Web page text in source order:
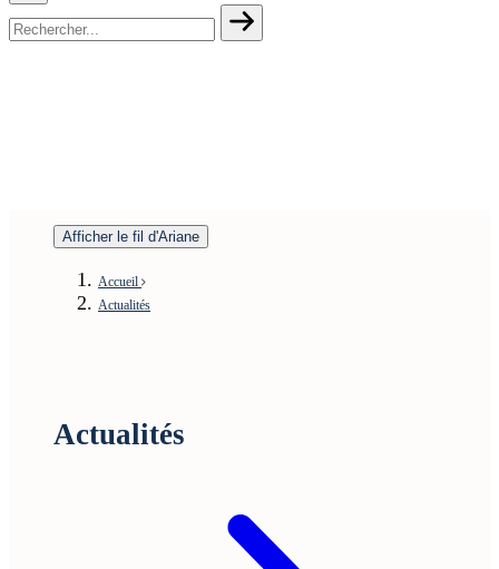
Afficher le fil d'Ariane
Accueil
Actualités
Actualités